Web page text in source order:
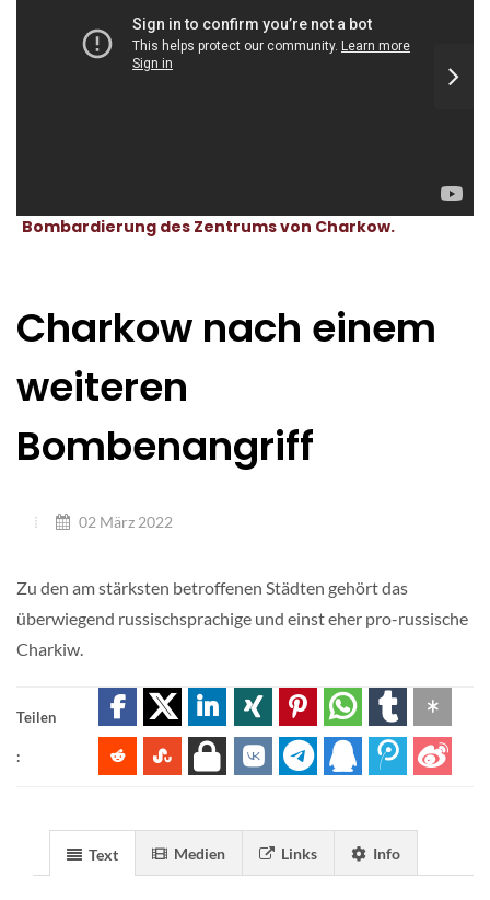
Bombardierung des Zentrums von Charkow.
Charkow nach einem
weiteren
Bombenangriff
02 März 2022
Zu den am stärksten betroffenen Städten gehört das
überwiegend russischsprachige und einst eher pro-russische
Charkiw.
Teilen
:
Text Medien Links Info